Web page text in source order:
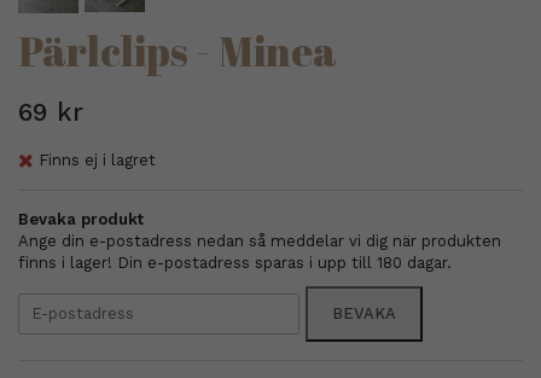
Pärlclips - Minea
69 kr
Finns ej i lagret
Bevaka produkt
Ange din e-postadress nedan så meddelar vi dig när produkten
finns i lager! Din e-postadress sparas i upp till 180 dagar.
BEVAKA